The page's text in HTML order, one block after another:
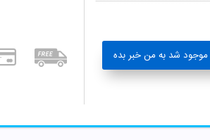
موجود شد به من خبر بده